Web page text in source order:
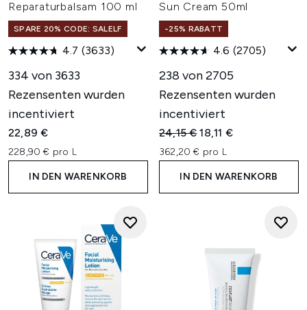
Reparaturbalsam 100 ml
SPARE 20% CODE: SALELF
4.7 (3633)
334 von 3633
Rezensenten wurden
incentiviert
22,89 €
228,90 € pro L
IN DEN WARENKORB
Sun Cream 50ml
-25% RABATT
4.6 (2705)
238 von 2705
Rezensenten wurden
incentiviert
Unverbindliche
24,15 €Aktueller Preis:
18,11 €
362,20 € pro L
IN DEN WARENKORB